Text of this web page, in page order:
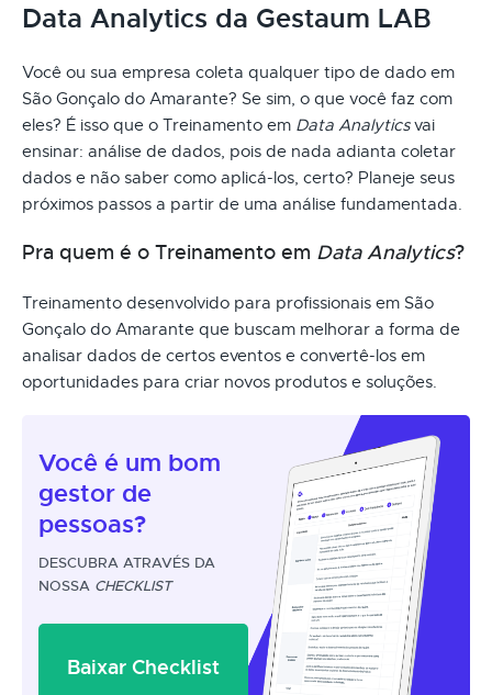
Data Analytics da Gestaum LAB
Você ou sua empresa coleta qualquer tipo de dado em
São Gonçalo do Amarante? Se sim, o que você faz com
eles? É isso que o Treinamento em Data Analyticsvai
ensinar: análise de dados, pois de nada adianta coletar
dados e não saber como aplicá-los, certo? Planeje seus
próximos passos a partir de uma análise fundamentada.
Pra quem é o Treinamento em Data Analytics?
Treinamento desenvolvido para profissionais em São
Gonçalo do Amarante que buscam melhorar a forma de
analisar dados de certos eventos e convertê-los em
oportunidades para criar novos produtos e soluções.
Você é um bom
gestor de
pessoas?
DESCUBRA ATRAVÉS DA
NOSSA CHECKLIST
Baixar Checklist